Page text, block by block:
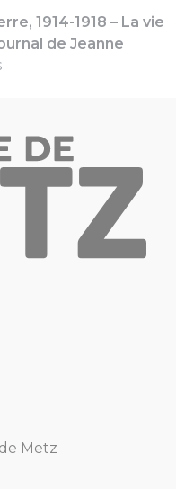
1914-1918 – La vie
de Jeanne
Metz